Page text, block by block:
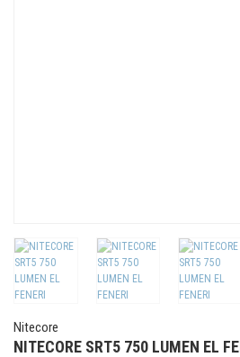
Nitecore
NITECORE SRT5 750 LUMEN EL